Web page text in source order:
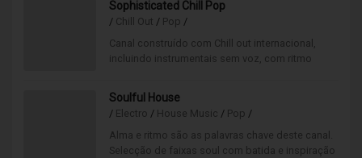
Music ou, caso ainda não tenha solicitado a sua
disponibilização, entre em contato connosco
para que possamos disponibilizar o canal Rádio
XMAS no seu serviço de música.
Sophisticated Chill Pop
/ Chill Out / Pop /
Canal construído com Chill out internacional,
incluindo instrumentais sem voz, com ritmo
quem deseja sofisticação.
Soulful House
/ Electro / House Music / Pop /
Alma e ritmo são as palavras chave deste canal.
Selecção de faixas soul com batida e inspiração